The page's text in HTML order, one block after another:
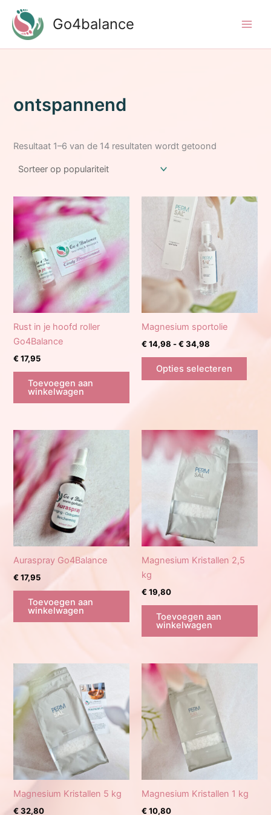
naar
inhoud
Go4balance
ontspannend
Resultaat 1–6 van de 14 resultaten wordt getoond
Rust in je hoofd roller
Go4Balance
€17,95
Toevoegen aan
winkelwagen
Magnesium sportolie
€14,98 -€34,98
tot
€ 34,98
Opties selecteren
Dit
Deze
kan
Auraspray Go4Balance
€17,95
Toevoegen aan
winkelwagen
Magnesium Kristallen 2,5
kg
€19,80
Toevoegen aan
winkelwagen
Magnesium Kristallen 5 kg
€ 32,80
Magnesium Kristallen 1 kg
€10,80